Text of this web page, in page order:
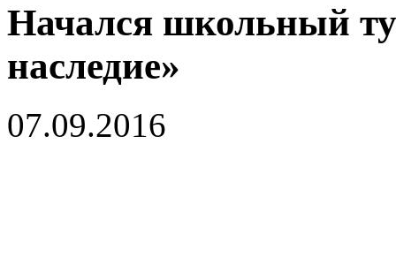
Начался школьный
наследие»
07.09.2016